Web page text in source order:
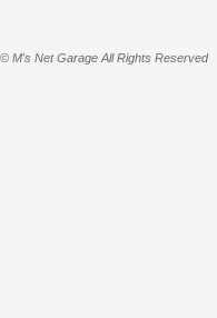
© M's Net Garage All Rights Reserved